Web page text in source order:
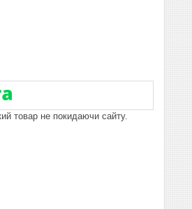
товар не покидаючи сайту.